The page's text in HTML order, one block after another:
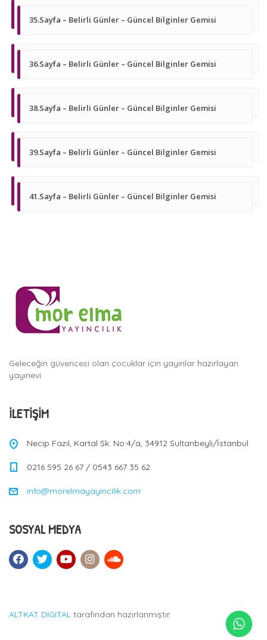
35.Sayfa – Belirli Günler – Güncel Bilginler Gemisi
36.Sayfa – Belirli Günler – Güncel Bilginler Gemisi
38.Sayfa – Belirli Günler – Güncel Bilginler Gemisi
39.Sayfa – Belirli Günler – Güncel Bilginler Gemisi
41.Sayfa – Belirli Günler – Güncel Bilginler Gemisi
Geleceğin güvencesi olan çocuklar için yayınlar hazırlayan
yayınevi
İLETIŞIM
Necip Fazıl, Kartal Sk. No:4/a, 34912 Sultanbeyli/İstanbul
0216 595 26 67 / 0543 667 35 62
info@morelmayayincilik.com
SOSYAL MEDYA
ALTKAT DIGITAL tarafından hazırlanmıştır.